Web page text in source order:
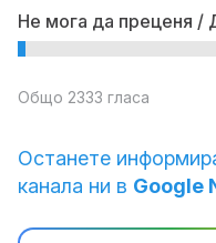
Не мога да преценя /
Общо 2333 гласа
Останете
канала ни в Google